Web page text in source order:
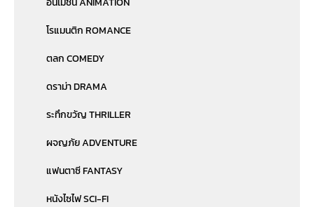
โรแมนติก ROMANCE
ตลก COMEDY
ดราม่า DRAMA
ระทึกขวัญ THRILLER
ผจญภัย ADVENTURE
แฟนตาซี FANTASY
หนังไซไฟ SCI-FI